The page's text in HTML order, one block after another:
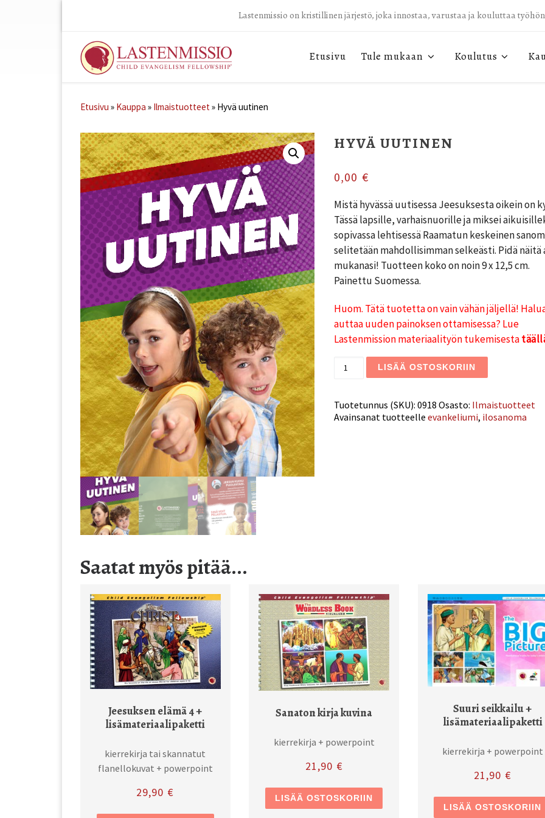
Lastenmissio on kristillinen järjestö, joka innostaa, varustaa ja kouluttaa
Etusivu Tule mukaan Koulutus
Etusivu » Kauppa » Ilmaistuotteet» Hyvä uutinen
HYVÄ UUTINEN
0,00€
Mistä hyvässä uutisessa Jeesuksesta oikein on
Tässä lapsille, varhaisnuorille ja miksei
sopivassa lehtisessä Raamatun keskeinen
selitetään mahdollisimman selkeästi. Pidä näitä
mukanasi! Tuotteen koko on noin 9 x 12,5 cm.
Painettu Suomessa.
Huom. Tätä tuotetta on vain vähän jäljellä!
auttaa uuden painoksen ottamisessa? Lue
Lastenmission materiaalityön tukemisesta
Hyvä uutinen määrä
LISÄÄ OSTOSKORIIN
Tuotetunnus (SKU):0918 Osasto: Ilmaistuotteet
Avainsanat tuotteelleevankeliumi, ilosanoma
Saatat myös pitää...
Jeesuksen elämä 4 +
lisämateriaalipaketti
kierrekirja tai skannatut
flanellokuvat + powerpoint
29,90€
Tällä tuotteella on useampi muunnelma. Voit tehdä valinnat tuotteen sivulla.
Sanaton kirja kuvina
kierrekirja + powerpoint
21,90 €
LISÄÄ OSTOSKORIIN
Suuri seikkailu +
lisämateriaalipaketti
kierrekirja + powerpoint
21,90 €
LISÄÄ OSTOSKORIIN